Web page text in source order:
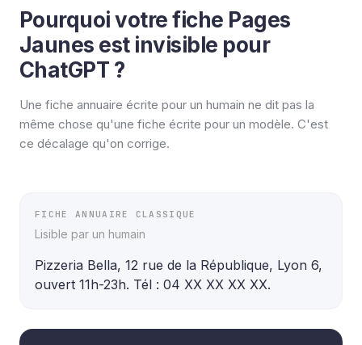
Pourquoi votre fiche Pages
Jaunes est invisible pour
ChatGPT ?
Une fiche annuaire écrite pour un humain ne dit pas la
même chose qu'une fiche écrite pour un modèle. C'est
ce décalage qu'on corrige.
FICHE ANNUAIRE CLASSIQUE
Lisible par un humain
Pizzeria Bella, 12 rue de la République, Lyon 6,
ouvert 11h-23h. Tél : 04 XX XX XX XX.